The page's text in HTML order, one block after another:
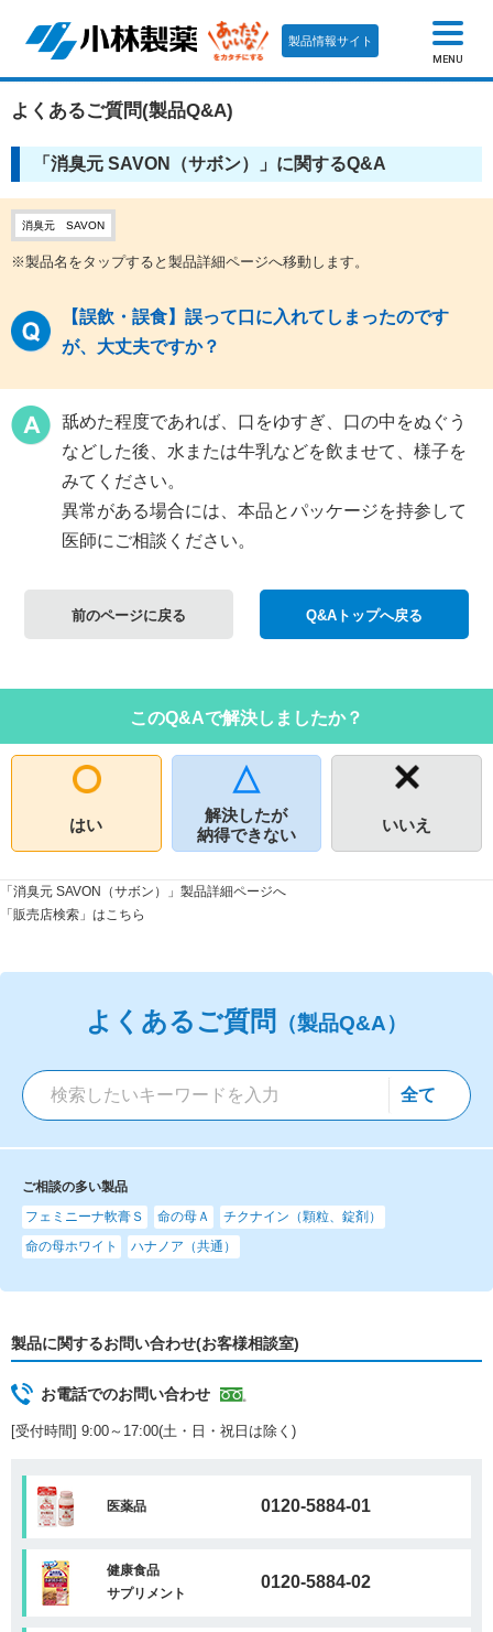
製品情報サイト
MENU
よくあるご質問(製品Q&A)
「消臭元 SAVON（サボン）」に関するQ&A
消臭元 SAVON
※製品名をタップすると製品詳細ページへ移動します。
【誤飲・誤食】誤って口に入れてしまったのです
が、大丈夫ですか？
舐めた程度であれば、口をゆすぎ、口の中をぬぐう
などした後、水または牛乳などを飲ませて、様子を
みてください。
異常がある場合には、本品とパッケージを持参して
医師にご相談ください。
前のページに戻る Q&Aトップへ戻る
このQ&Aで解決しましたか？
はい
解決したが
納得できない
いいえ
「消臭元 SAVON（サボン）」製品詳細ページへ
「販売店検索」はこちら
よくあるご質問 （製品Q&A）
ご相談の多い製品
フェミニーナ軟膏Ｓ
命の母Ａ
チクナイン（顆粒、錠剤）
命の母ホワイト
ハナノア（共通）
製品に関するお問い合わせ(お客様相談室)
お電話でのお問い合わせ
[受付時間] 9:00～17:00(土・日・祝日は除く)
医薬品 0120-5884-01
健康食品
サプリメント
0120-5884-02